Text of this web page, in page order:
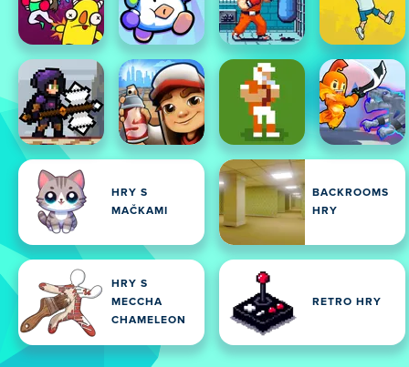
HRY S
MAČKAMI
BACKROOMS
HRY
HRY S
MECCHA
CHAMELEON
RETRO HRY